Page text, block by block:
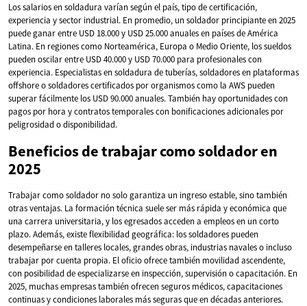
Los salarios en soldadura varían según el país, tipo de certificación,
experiencia y sector industrial. En promedio, un soldador principiante en 2025
puede ganar entre USD 18.000 y USD 25.000 anuales en países de América
Latina. En regiones como Norteamérica, Europa o Medio Oriente, los sueldos
pueden oscilar entre USD 40.000 y USD 70.000 para profesionales con
experiencia. Especialistas en soldadura de tuberías, soldadores en plataformas
offshore o soldadores certificados por organismos como la AWS pueden
superar fácilmente los USD 90.000 anuales. También hay oportunidades con
pagos por hora y contratos temporales con bonificaciones adicionales por
peligrosidad o disponibilidad.
Beneficios de trabajar como soldador en
2025
Trabajar como soldador no solo garantiza un ingreso estable, sino también
otras ventajas. La formación técnica suele ser más rápida y económica que
una carrera universitaria, y los egresados acceden a empleos en un corto
plazo. Además, existe flexibilidad geográfica: los soldadores pueden
desempeñarse en talleres locales, grandes obras, industrias navales o incluso
trabajar por cuenta propia. El oficio ofrece también movilidad ascendente,
con posibilidad de especializarse en inspección, supervisión o capacitación. En
2025, muchas empresas también ofrecen seguros médicos, capacitaciones
continuas y condiciones laborales más seguras que en décadas anteriores.